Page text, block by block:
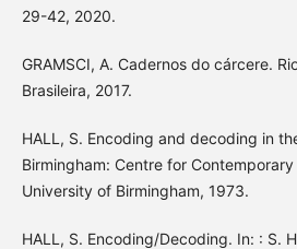
29-42, 2020.
GRAMSCI, A. Cadernos do cárcere.
Brasileira, 2017.
HALL, S. Encoding and decoding in
Birmingham: Centre for
University of Birmingham, 1973.
HALL, S. Encoding/Decoding. In: : S.